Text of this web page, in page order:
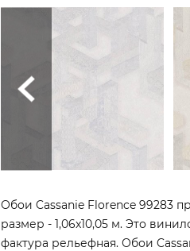
Обои Cassanie Florence 99283
размер - 1,06x10,05 м. Это
фактура рельефная. Обои